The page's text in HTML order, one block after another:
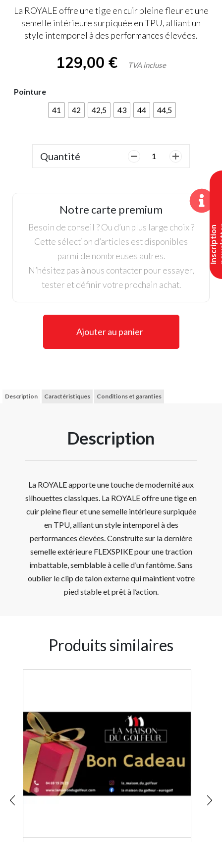
I
n
s
c
r
i
p
t
i
o
n
n
e
w
s
l
e
t
t
e
La ROYALE offre une tige en cuir pleine fleur et une
semelle intérieure surpiquée en TPU, alliant un
style intemporel à des performances élevées.
129,00 € TVA incluse
Pointure
41
42 42,5 43 44 44,5
Quantité
quantité
Chassures
Homme;
Blanc/Marine
Notre carte premium
Besoin de conseil ? Ou d’un plus large choix ?
Cette sélection d’articles est disponibles
parmi de nombreuses autres.
N’hésitez pas à nous contacter pour essayer,
tester et définir votre prochain achat.
Ajouter au panier
Description Caractéristiques Conditions et garanties
Description
La ROYALE apporte une touche de modernité aux
silhouettes classiques. La ROYALE offre une tige en
cuir pleine fleur et une semelle intérieure surpiquée
en TPU, alliant un style intemporel à des
performances élevées. Construite sur la dernière
semelle extérieure FLEXSPIKE pour une traction
imbattable, semblable à celle d’un fantôme. Sans
oublier le clip de talon externe qui maintient votre
pied stable et prêt à l’action.
Produits similaires